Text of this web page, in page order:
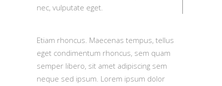
nec, vulputate eget.
Etiam rhoncus. Maecenas tempus, tellus
eget condimentum rhoncus, sem quam
semper libero, sit amet adipiscing sem
neque sed ipsum. Lorem ipsum dolor